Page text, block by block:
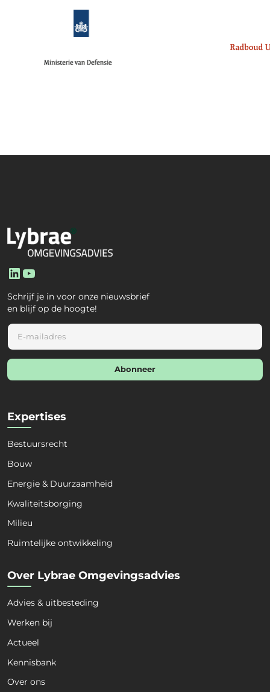
LinkedIn
Schrijf je in voor onze nieuwsbrief
en blijf op de hoogte!
E
a
i
l
Abonneer
Expertises
Bestuursrecht
Bouw
Energie & Duurzaamheid
Kwaliteitsborging
Milieu
Ruimtelijke ontwikkeling
Over Lybrae Omgevingsadvies
Advies & uitbesteding
Werken bij
Actueel
Kennisbank
Over ons
Naam*